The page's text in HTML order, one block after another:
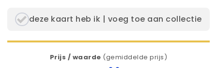
deze kaart heb ik | voeg toe aan collectie
Prijs / waarde (gemiddelde prijs)